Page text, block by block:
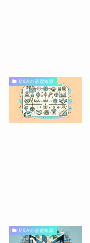
M&Aの基礎知識
M&Aの基礎知識